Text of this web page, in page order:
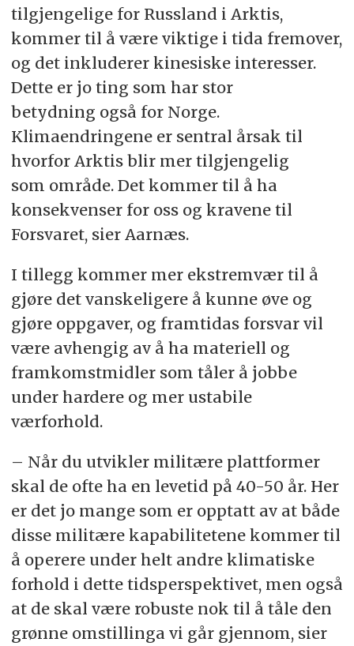
tilgjengelige for Russland i Arktis,
kommer til å være viktige i tida fremover,
og det inkluderer kinesiske interesser.
Dette er jo ting som har stor
betydning også for Norge.
Klimaendringene er sentral årsak til
hvorfor Arktis blir mer tilgjengelig
som område. Det kommer til å ha
konsekvenser for oss og kravene til
Forsvaret, sier Aarnæs.
I tillegg kommer mer ekstremvær til å
gjøre det vanskeligere å kunne øve og
gjøre oppgaver, og framtidas forsvar vil
være avhengig av å ha materiell og
framkomstmidler som tåler å jobbe
under hardere og mer ustabile
værforhold.
– Når du utvikler militære plattformer
skal de ofte ha en levetid på 40-50 år. Her
er det jo mange som er opptatt av at både
disse militære kapabilitetene kommer til
å operere under helt andre klimatiske
forhold i dette tidsperspektivet, men også
at de skal være robuste nok til å tåle den
grønne omstillinga vi går gjennom, sier